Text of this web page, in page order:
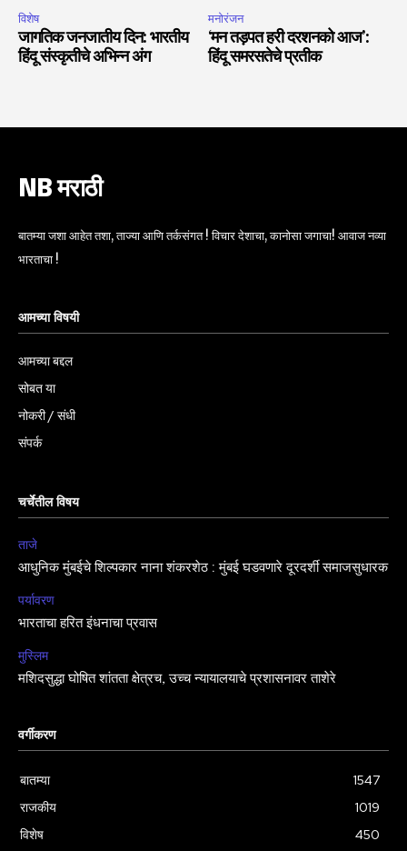
विशेष
जागतिक जनजातीय दिन: भारतीय
हिंदू संस्कृतीचे अभिन्न अंग
मनोरंजन
‘मन तड़पत हरी दरशनको आज’:
हिंदू समरसतेचे प्रतीक
NB मराठी
बातम्या जशा आहेत तशा, ताज्या आणि तर्कसंगत ! विचार देशाचा, कानोसा जगाचा! आवाज नव्या
भारताचा !
आमच्या विषयी
आमच्या बद्दल
सोबत या
नोकरी / संधी
संपर्क
चर्चेतील विषय
ताजे
आधुनिक मुंबईचे शिल्पकार नाना शंकरशेठ : मुंबई घडवणारे दूरदर्शी समाजसुधारक
पर्यावरण
भारताचा हरित इंधनाचा प्रवास
मुस्लिम
मशिदसुद्धा घोषित शांतता क्षेत्रच, उच्च न्यायालयाचे प्रशासनावर ताशेरे
वर्गीकरण
बातम्या
1547
राजकीय
1019
विशेष
450